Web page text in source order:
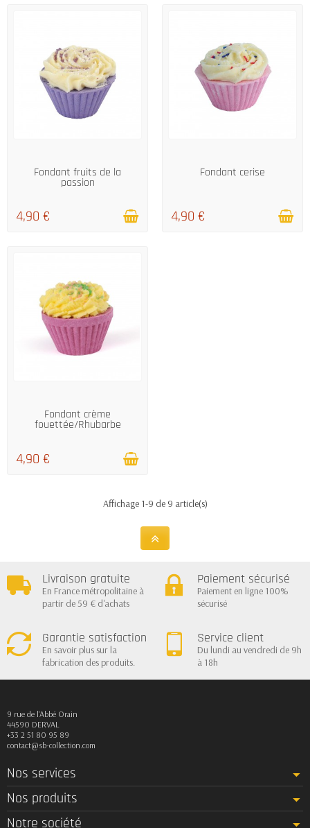
Fondant fruits de la
passion
4,90 €
Fondant cerise
4,90 €
Fondant crème
fouettée/Rhubarbe
4,90 €
Affichage 1-9 de 9 article(s)
Livraison gratuite
En France métropolitaine à
partir de 59 € d'achats
Paiement sécurisé
Paiement en ligne 100%
sécurisé
Garantie satisfaction
En savoir plus sur la
fabrication des produits.
Service client
Du lundi au vendredi de 9h
à 18h
9 rue de l'Abbé Orain
44590 DERVAL
+33 2 51 80 95 89
contact@sb-collection.com
Nos services
Nos produits
Notre société